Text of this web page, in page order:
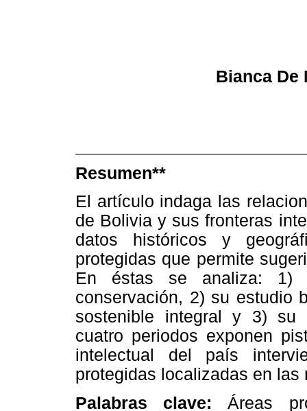
Bianca De
Resumen**
El artículo indaga las
de Bolivia y sus fronteras
datos históricos y
protegidas que permite
En éstas se analiza: 1)
conservación, 2) su estudio
sostenible integral y 3) su
cuatro periodos exponen
intelectual del país
protegidas localizadas en
Palabras clave: Áreas